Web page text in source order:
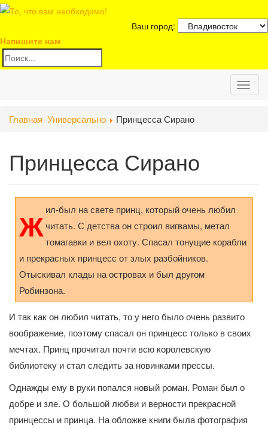
Ваш город:
Напишите нам
Главная Универсально Принцесса Сирано
Принцесса Сирано
Жил-был на свете принц, который очень любил
читать. С детства он строил вигвамы, метал
томагавки и вел охоту. Спасал тонущие корабли
и прекрасных принцесс от злых разбойников.
Отыскивал клады на островах и был другом
Робинзона.
И так как он любил читать, то у него было очень развито
воображение, поэтому спасал он принцесс только в своих
мечтах. Принц прочитал почти всю королевскую
библиотеку и стал следить за новинками прессы.
Однажды ему в руки попался новый роман. Роман был о
добре и зле. О большой любви и верности прекрасной
принцессы и принца. На обложке книги была фотография